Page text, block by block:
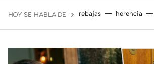
HOY SE HABLA DE rebajas herencia